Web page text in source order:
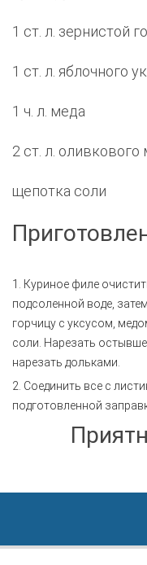
1 ст. л. зернистой
1 ст. л. яблочного
1 ч. л. меда
2 ст. л. оливкового
щепотка соли
1. Куриное филе
подсоленной воде,
горчицу с уксусом,
соли. Нарезать
нарезать дольками.
2. Соединить все с
подготовленной